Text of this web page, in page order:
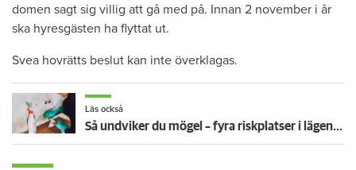
domen sagt sig villig att gå med på. Innan 2 november i år
ska hyresgästen ha flyttat ut.
Svea hovrätts beslut kan inte överklagas.
Läs också
Så undviker du mögel – fyra riskplatser i lägenheten: ”Måste städa bort”